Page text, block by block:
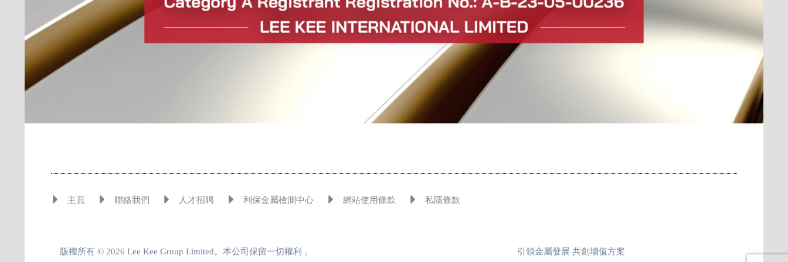
主頁 聯絡我們 人才招聘 利保金屬檢測中心 網站使用條款 私隱條款
版權所有 © 2026 Lee Kee Group Limited。本公司保留一切權利 。 引領金屬發展 共創增值方案